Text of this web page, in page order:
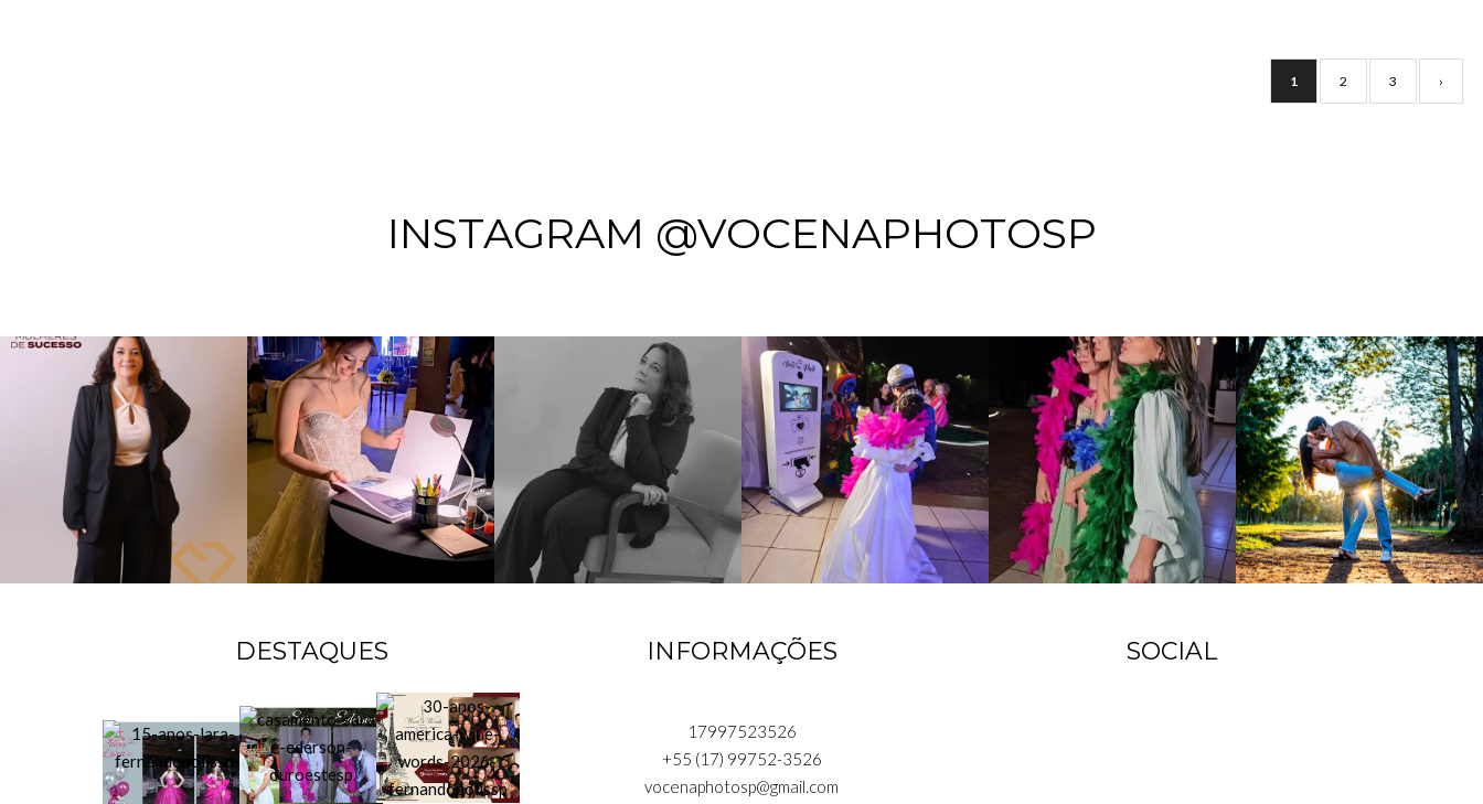
1 2 3 ›
INSTAGRAM @VOCENAPHOTOSP
DESTAQUES INFORMAÇÕES
17997523526
+55 (17) 99752-3526
vocenaphotosp@gmail.com
SOCIAL